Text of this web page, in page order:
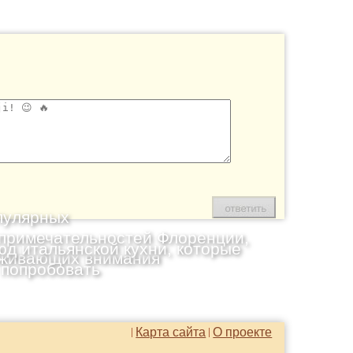
Флоренции,
внимания
итальянской кухни, которые
О проекте
Карта сайта